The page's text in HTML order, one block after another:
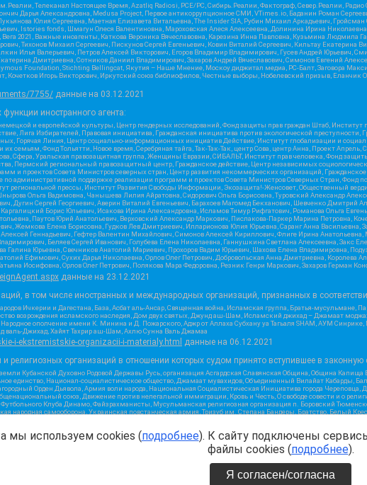
Телеканал Настоящее Время, Azatliq Radiosi, PCE/PC, Сибирь.Реалии, Фактограф, Север.Реалии,
Дарья Александровна, Medusa Project, Первое антикоррупционное СМИ, VTimes.io, Баданин Роман
Юлия Сергеевна, Маетная Елизавета Витальевна, The Insider SIA, Рубин Михаил Аркадьевич,
Istories fonds, Шмагун Олеся Валентиновна, Мароховская Алеся Алексеевна, Долинина Ирина
2021, Важные иноагенты, Каткова Вероника Вячеславовна, Карезина Инна Павловна, Кузьмина
Тихонов Михаил Сергеевич, Пискунов Сергей Евгеньевич, Ковин Виталий Сергеевич, Кильтау
Илья Валерьевич, Петров Алексей Викторович, Егоров Владимир Владимирович, Гусев Андрей
Дмитриевна, Сотников Даниил Владимирович, Захаров Андрей Вячеславович, Симонов Евгений
Foundation, Stichting Bellingcat, Якутия – Наше Мнение, Москоу диджитал медиа, РС-Балт, Заговора
Игорь Викторович, Иркутский союз библиофилов, Честные выборы, Нобелевский призыв, Еланчик
7755/ данные на 03.12.2021
иностранного агента:
и европейской культуры, Центр гендерных исследований, Фонд защиты прав граждан Штаб,
Лига Избирателей, Правовая инициатива, Гражданская инициатива против экологической
Горячая Линия, Центр социально-информационных инициатив Действие, Институт глобализации и
семьям, Фонд Тольятти, Новое время, Серебряная тайга, Так-Так-Так, центр Сова, центр Анна, Проект
Сфера, Уральская правозащитная группа, Женщины Евразии, СИБАЛЬТ, Институт прав человека, Фонд
Пермский региональный правозащитный центр, Гражданское действие, Центр независимых
и проектов Совета Министров северных стран, Центр развития некоммерческих организаций,
по административной поддержке реализации программ и проектов Совета Министров Северных Стран,
региональной прессы, Институт Развития Свободы Информации, Экозащита!-Женсовет, Общественный
Ольга Вадимовна, Чанышева Лилия Айратовна, Сидорович Ольга Борисовна, Туровский Александр
Дугин Сергей Георгиевич, Аверин Виталий Евгеньевич, Барахоев Магомед Бекханович, Шевченко
Борис Юльевич, Исакова Ирина Александровна, Исламов Тимур Рифгатович, Романова Ольга
Паутов Юрий Анатольевич, Верховский Александр Маркович, Пислакова-Паркер Марина Петровна,
Жемкова Елена Борисовна, Гудков Лев Дмитриевич, Илларионова Юлия Юрьевна, Саранг Анна
Геннадьевич, Гефтер Валентин Михайлович, Симонов Алексей Кириллович, Флиге Ирина
Беляев Сергей Иванович, Голубева Елена Николаевна, Ганнушкина Светлана Алексеевна, Закс
Галина Юрьевна, Свечников Анатолий Мариевич, Прохоров Вадим Юрьевич, Шахова Елена Владимировна,
Ефимович, Сухих Дарья Николаевна, Орлов Олег Петрович, Добровольская Анна Дмитриевна, Королева
Иосифовна, Орлов Олег Петрович, Полякова Мара Федоровна, Резник Генри Маркович, Захаров Герман
данные на 23.12.2021
в том числе иностранных и международных организаций, признанных в
Ичкерии и Дагестана, База, Асбат аль-Ансар, Священная война, Исламская группа, Братья-мусульмане,
возрождения исламского наследия, Дом двух святых, Джунд аш-Шам, Исламский джихад – Джамаат
ополчение имени К. Минина и Д. Пожарского, Аджр от Аллаха Субхану уа Тагьаля SHAM, АУМ
валь-Джихад, Хайят Тахрир аш-Шам, Ахлю Сунна Валь Джамаа
i-ekstremistskie-organizacii-i-materialy.html данные на 06.12.2021
религиозных организаций в отношении которых судом принято вступившее в законную
Кубанской Духовно Родовой Державы Русь, организация Асгардская Славянская Община, Община
единство, Национал-социалистическое общество, Джамаат мувахидов, Объединенный Вилайат Кабарды,
Орден Дьявола, Армия воли народа, Национальная Социалистическая Инициатива города
союз, Движение против нелегальной иммиграции, Кровь и Честь, О свободе совести и о
Клуба Динамо, Файзрахманисты, Мусульманская религиозная организация п. Боровский
народная самооборона, Украинская повстанческая армия, Тризуб им. Степана Бандеры, Братство, Белый
пансионат Ак Умут, Русская республика Русь, Арестантское уголовное единство, Башкорт, Нация
защиты прав граждан, Штабы Навального, Совет граждан СССР Прикубанского округа г. Краснодара
мы используем cookies (подробнее). К сайту подключены
файлы cookies (подробнее).
Я согласен/согласна